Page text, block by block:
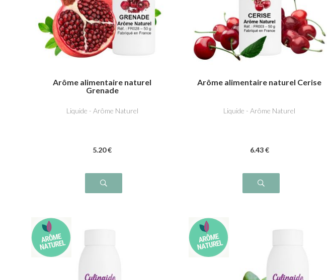
Arôme alimentaire naturel
Grenade
Liquide - Arôme Naturel
5.20€
Arôme alimentaire naturel Cerise
Liquide - Arôme Naturel
6.43€